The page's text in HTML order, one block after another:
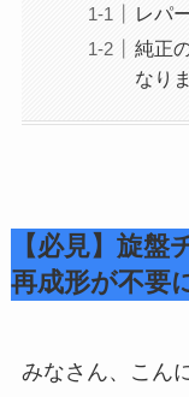
レパ
純正
なり
【必見】旋
再成形が不要
みなさん、こん